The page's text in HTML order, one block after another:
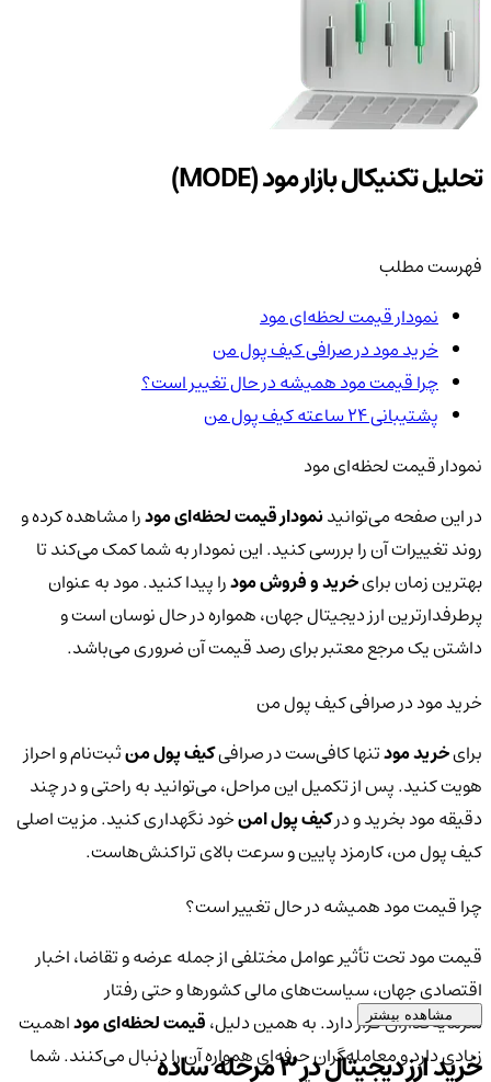
تحلیل تکنیکال بازار مود (MODE)
فهرست مطلب
نمودار قیمت لحظه‌ای مود
خرید مود در صرافی کیف پول من
چرا قیمت مود همیشه در حال تغییر است؟
پشتیبانی ۲۴ ساعته کیف پول من
نمودار قیمت لحظه‌ای مود
در این صفحه می‌توانیدنمودار قیمت لحظه‌ای مودرا مشاهده کرده و
روند تغییرات آن را بررسی کنید. این نمودار به شما کمک می‌کند تا
بهترین زمان برایخرید و فروش مودرا پیدا کنید. مود به عنوان
پرطرفدارترین ارز دیجیتال جهان، همواره در حال نوسان است و
داشتن یک مرجع معتبر برای رصد قیمت آن ضروری می‌باشد.
خرید مود در صرافی کیف پول من
برایخرید مودتنها کافی‌ست در صرافیکیف پول منثبت‌نام و احراز
هویت کنید. پس از تکمیل این مراحل، می‌توانید به راحتی و در چند
دقیقه مود بخرید و درکیف پول امنخود نگهداری کنید. مزیت اصلی
کیف پول من، کارمزد پایین و سرعت بالای تراکنش‌هاست.
چرا قیمت مود همیشه در حال تغییر است؟
قیمت مود تحت تأثیر عوامل مختلفی از جمله عرضه و تقاضا، اخبار
اقتصادی جهان، سیاست‌های مالی کشورها و حتی رفتار
سرمایه‌گذاران قرار دارد. به همین دلیل،قیمت لحظه‌ای موداهمیت
زیادی دارد و معامله‌گران حرفه‌ای همواره آن را دنبال می‌کنند. شما
مشاهده بیشتر
خرید ارز دیجیتال در 3 مرحله ساده